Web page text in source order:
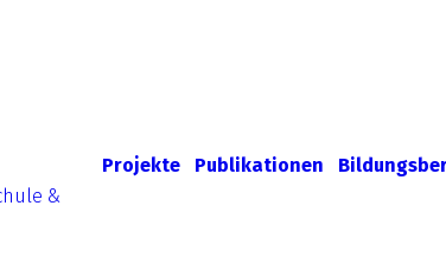
&
Projekte Publikationen